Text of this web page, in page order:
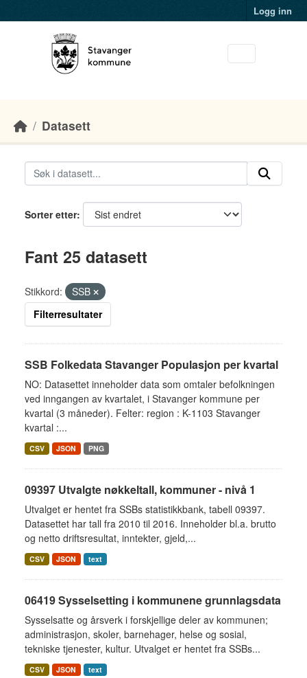
Logg inn
Datasett
Sorter etter
Fant 25 datasett
Stikkord:
SSB
Filterresultater
SSB Folkedata Stavanger Populasjon per kvartal
NO: Datasettet inneholder data som omtaler befolkningen
ved inngangen av kvartalet, i Stavanger kommune per
kvartal (3 måneder). Felter: region : K-1103 Stavanger
kvartal :...
CSV JSON PNG
09397 Utvalgte nøkkeltall, kommuner - nivå 1
Utvalget er hentet fra SSBs statistikkbank, tabell 09397.
Datasettet har tall fra 2010 til 2016. Inneholder bl.a. brutto
og netto driftsresultat, inntekter, gjeld,...
CSV JSON text
06419 Sysselsetting i kommunene grunnlagsdata
Sysselsatte og årsverk i forskjellige deler av kommunen;
administrasjon, skoler, barnehager, helse og sosial,
tekniske tjenester, kultur. Utvalget er hentet fra SSBs...
CSV JSON text